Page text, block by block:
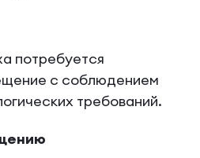
потребуется
с соблюдением
требований.